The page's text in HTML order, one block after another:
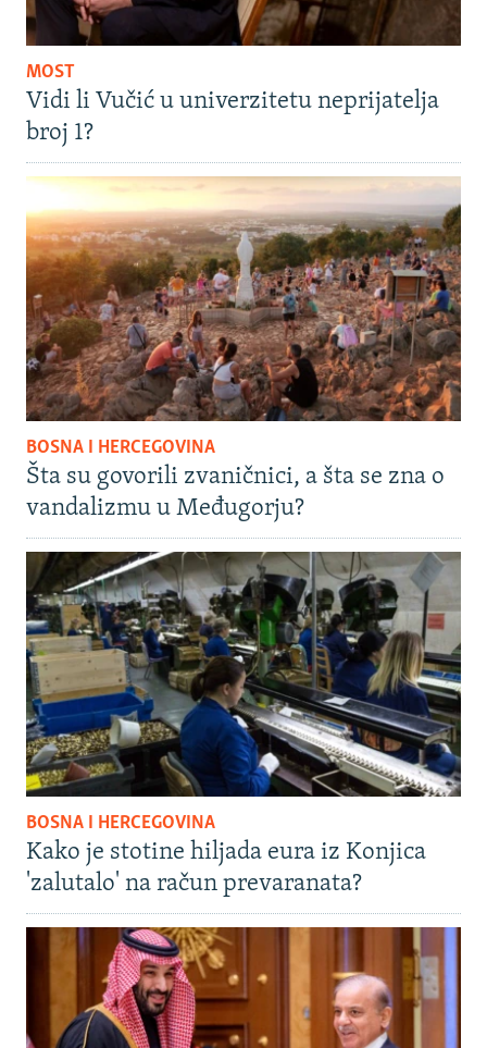
MOST
Vidi li Vučić u univerzitetu neprijatelja
broj 1?
BOSNA I HERCEGOVINA
Šta su govorili zvaničnici, a šta se zna o
vandalizmu u Međugorju?
BOSNA I HERCEGOVINA
Kako je stotine hiljada eura iz Konjica
'zalutalo' na račun prevaranata?